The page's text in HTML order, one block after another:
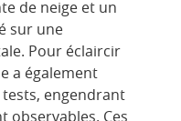
de neige et un
sur une
Pour éclaircir
a également
engendrant
observables. Ces